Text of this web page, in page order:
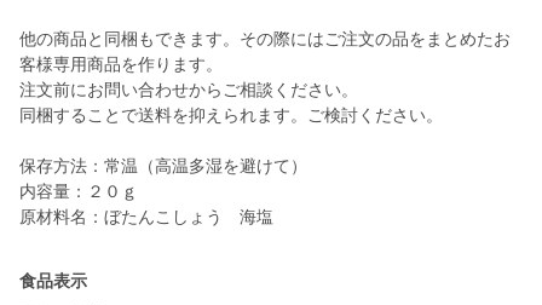
他の商品と同梱もできます。その際にはご注文の品をまとめたお
客様専用商品を作ります。
注文前にお問い合わせからご相談ください。
同梱することで送料を抑えられます。ご検討ください。
保存方法：常温（高温多湿を避けて）
内容量：２０ｇ
原材料名：ぼたんこしょう 海塩
食品表示